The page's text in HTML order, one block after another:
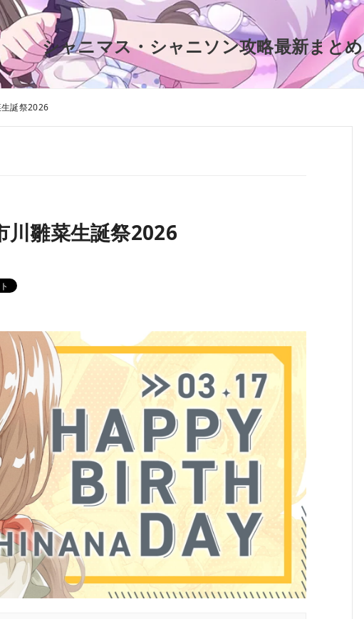
シャニマス・シャニソン攻略最新まとめ
生誕祭2026
川雛菜生誕祭2026